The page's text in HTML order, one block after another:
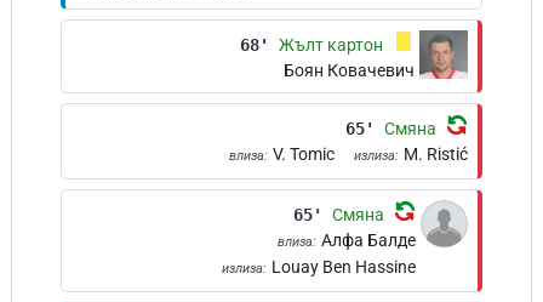
68'
Жълт картон
Боян Ковачевич
65' Смяна
влиза: V. Tomic излиза: M. Ristić
65' Смяна
влиза: Алфа Балде
излиза: Louay Ben Hassine